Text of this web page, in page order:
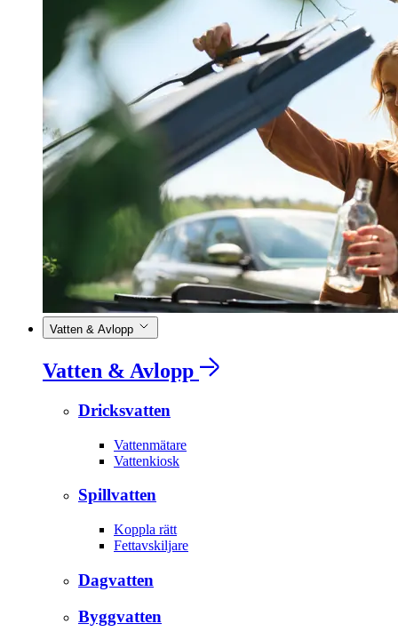
Vatten & Avlopp
Vatten & Avlopp
Dricksvatten
Vattenmätare
Vattenkiosk
Spillvatten
Koppla rätt
Fettavskiljare
Dagvatten
Byggvatten